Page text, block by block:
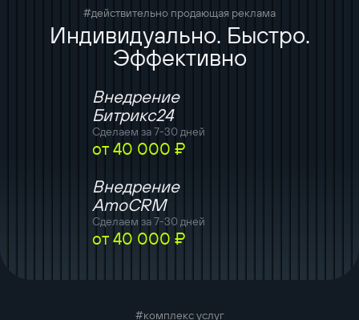
#действительно продающая реклама
Индивидуально. Быстро.
Эффективно
Внедрение
Битрикс24
Сделаем за 7-30 дней
от 40 000 ₽
Внедрение
AmoCRM
Сделаем за 7-30 дней
от 40 000 ₽
#комплекс услуг